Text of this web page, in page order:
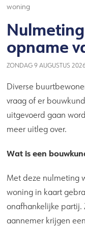
woning
opname
ZONDAG 9 AUGUSTUS
Diverse
vraag of er
uitgevoerd gaan
meer uitleg over.
Wat is een
Met deze nulmeting
woning in kaart
onafhankelijke partij.
aannemer krijgen